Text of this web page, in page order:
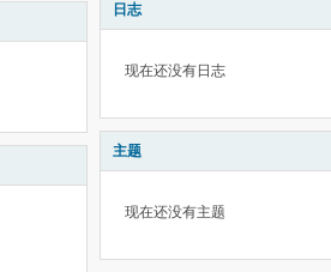
日志
现在还没有日志
主题
现在还没有主题